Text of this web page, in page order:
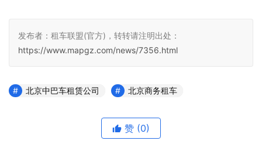
发布者：租车联盟(官方)，转转请注明出处：
https://www.mapgz.com/news/7356.html
北京中巴车租赁公司 北京商务租车
赞 (0)